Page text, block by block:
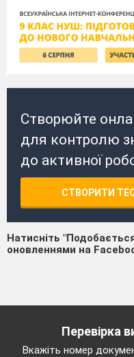
Створюйте
для контролю
до активної
СТВОРИТИ
Натисніть
оновленнями на
Перевірка
Вкажіть номер